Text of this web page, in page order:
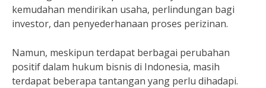
kemudahan mendirikan usaha, perlindungan bagi
investor, dan penyederhanaan proses perizinan.
Namun, meskipun terdapat berbagai perubahan
positif dalam hukum bisnis di Indonesia, masih
terdapat beberapa tantangan yang perlu dihadapi.